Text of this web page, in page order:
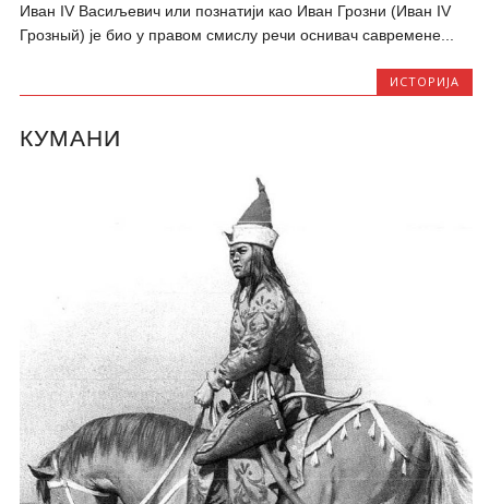
Иван IV Васиљевич или познатији као Иван Грозни (Иван IV
Грозный) је био у правом смислу речи оснивач савремене...
ИСТОРИЈА
КУМАНИ